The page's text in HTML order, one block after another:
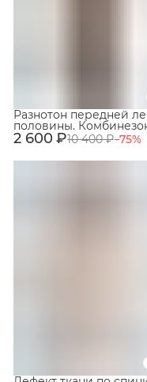
2 600 ₽10 400 ₽−75%
Разнотон передней
половины.
изо льна 100%. Цвет
тёмный тауп. Размер
№79